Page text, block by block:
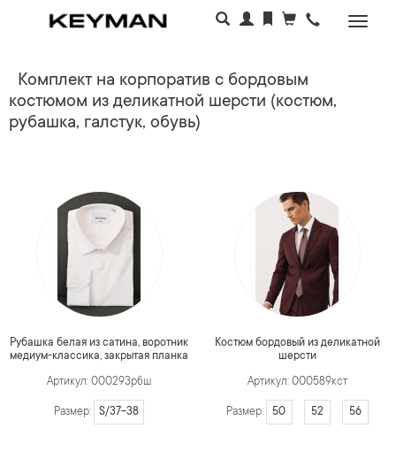
Комплект на корпоратив с бордовым
костюмом из деликатной шерсти (костюм,
рубашка, галстук, обувь)
Рубашка белая из сатина, воротник
медиум-классика, закрытая планка
Артикул: 000293рбш
Размер: S/37-38
Костюм бордовый из деликатной
шерсти
Артикул: 000589кст
Размер: 50 52 56